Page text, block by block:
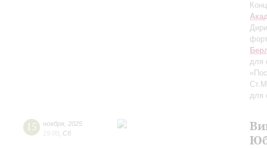
для
для
15 ноября 2025
19:00 Сб